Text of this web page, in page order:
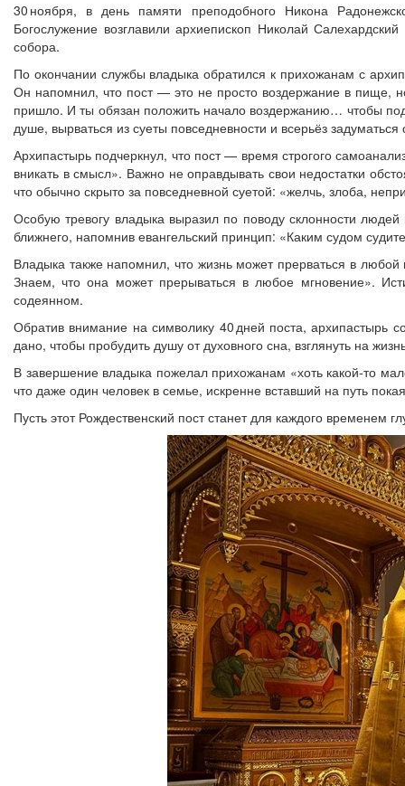
30 ноября, в день памяти преподобного Никона
Богослужение возглавили архиепископ Николай
собора.
По окончании службы владыка обратился к прихожанам с
Он напомнил, что пост — это не просто воздержание в пище,
пришло. И ты обязан положить начало воздержанию… чтобы
душе, вырваться из суеты повседневности и всерьёз
Архипастырь подчеркнул, что пост — время строгого
вникать в смысл». Важно не оправдывать свои недостатки
что обычно скрыто за повседневной суетой: «желчь, злоба,
Особую тревогу владыка выразил по поводу склонности
ближнего, напомнив евангельский принцип: «Каким судом
Владыка также напомнил, что жизнь может прерваться в
Знаем, что она может прерываться в любое мгновение».
содеянном.
Обратив внимание на символику 40 дней поста, архипастырь
дано, чтобы пробудить душу от духовного сна, взглянуть на
В завершение владыка пожелал прихожанам «хоть какой‑то
что даже один человек в семье, искренне вставший на путь
Пусть этот Рождественский пост станет для каждого временем